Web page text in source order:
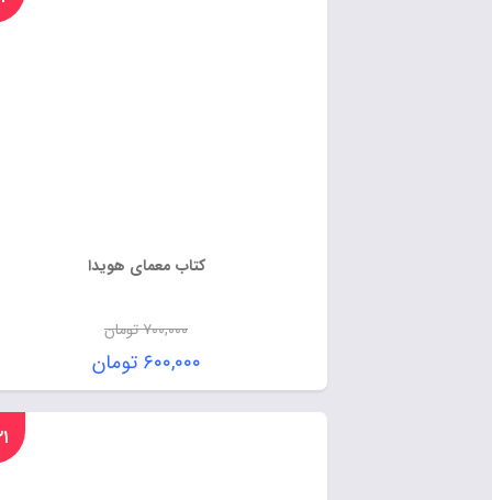
کتاب معمای هویدا
تومان
۶۰۰,۰۰۰تومان